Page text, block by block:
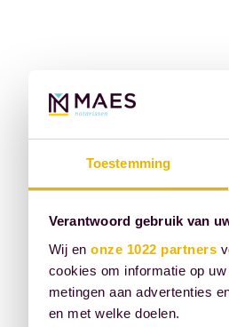
Toestemming
Verantwoord gebruik van
Wij en onze 1022 partners
cookies om informatie op
metingen aan advertenties
en met welke doelen.